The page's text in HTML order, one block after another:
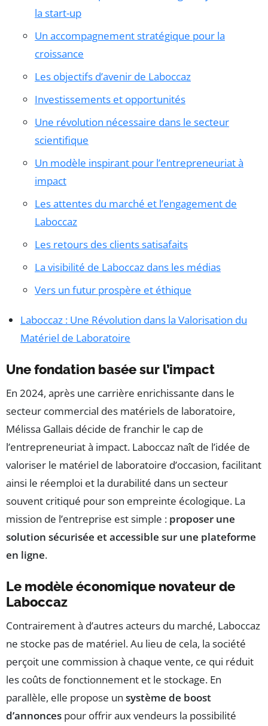
la start-up
Un accompagnement stratégique pour la
croissance
Les objectifs d’avenir de Laboccaz
Investissements et opportunités
Une révolution nécessaire dans le secteur
scientifique
Un modèle inspirant pour l’entrepreneuriat à
impact
Les attentes du marché et l’engagement de
Laboccaz
Les retours des clients satisafaits
La visibilité de Laboccaz dans les médias
Vers un futur prospère et éthique
Laboccaz : Une Révolution dans la Valorisation du
Matériel de Laboratoire
Une fondation basée sur l’impact
En 2024, après une carrière enrichissante dans le
secteur commercial des matériels de laboratoire,
Mélissa Gallais décide de franchir le cap de
l’entrepreneuriat à impact. Laboccaz naît de l’idée de
valoriser le matériel de laboratoire d’occasion, facilitant
ainsi le réemploi et la durabilité dans un secteur
souvent critiqué pour son empreinte écologique. La
mission de l’entreprise est simple : proposer une
solution sécurisée et accessible sur une plateforme
en ligne.
Le modèle économique novateur de
Laboccaz
Contrairement à d’autres acteurs du marché, Laboccaz
ne stocke pas de matériel. Au lieu de cela, la société
perçoit une commission à chaque vente, ce qui réduit
les coûts de fonctionnement et le stockage. En
parallèle, elle propose un système de boost
d’annonces pour offrir aux vendeurs la possibilité